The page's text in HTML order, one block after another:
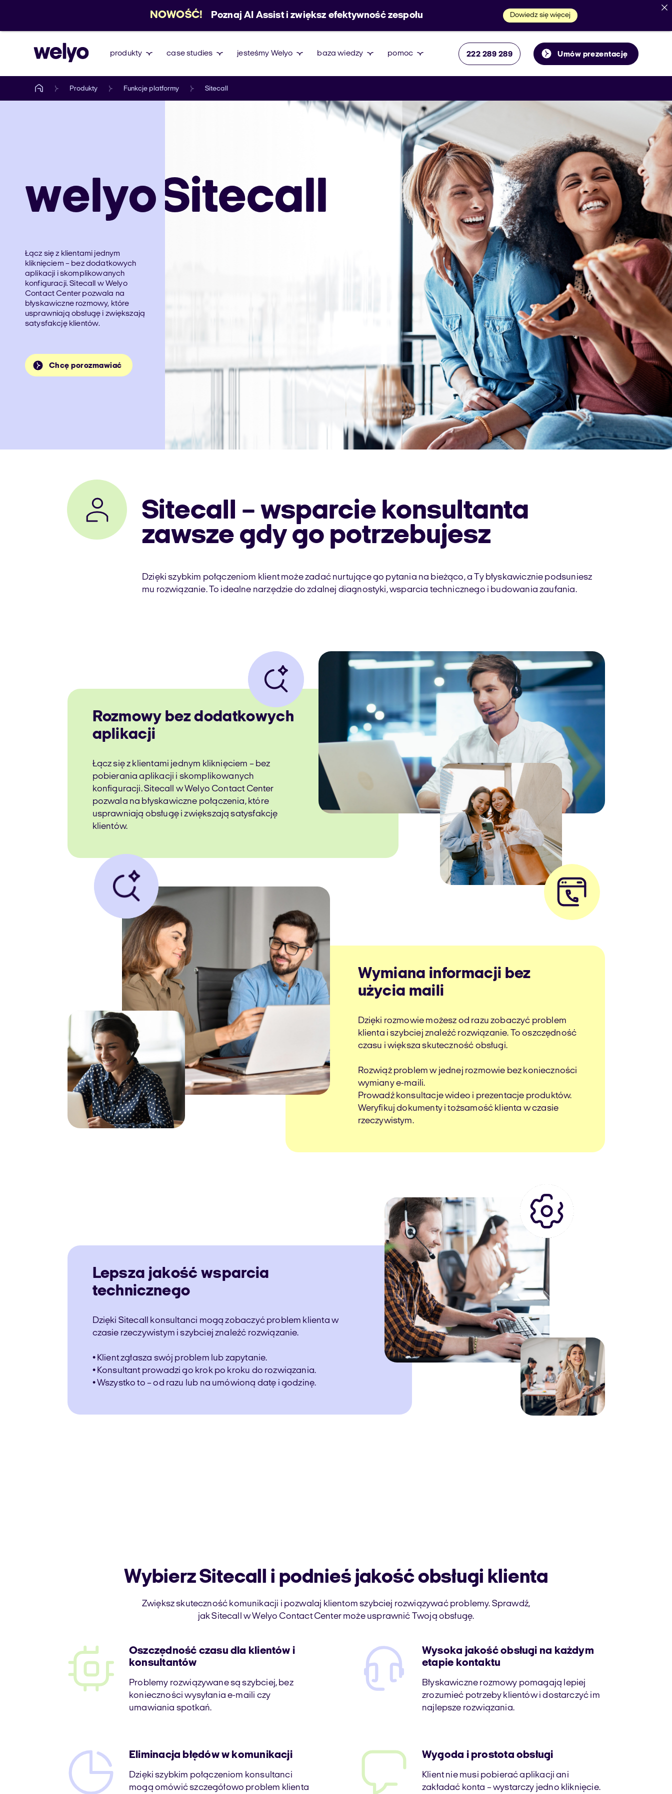
produkty case studies jesteśmy Welyo baza wiedzy pomoc 222 289 289 Umów prezentację
Produkty Funkcje platformy Sitecall
welyoSitecall
Łącz się z klientami jednym
kliknięciem – bez dodatkowych
aplikacji i skomplikowanych
konfiguracji. Sitecall w Welyo
Contact Center pozwala na
błyskawiczne rozmowy, które
usprawniają obsługę i zwiększają
satysfakcję klientów.
Chcę porozmawiać
Sitecall – wsparcie konsultanta
zawsze gdy go potrzebujesz
Dzięki szybkim połączeniom klient może zadać nurtujące go pytania na bieżąco, a Ty błyskawicznie podsuniesz
mu rozwiązanie. To idealne narzędzie do zdalnej diagnostyki, wsparcia technicznego i budowania zaufania.
Rozmowy bez dodatkowych
aplikacji
Łącz się z klientami jednym kliknięciem – bez
pobierania aplikacji i skomplikowanych
konfiguracji. Sitecall w Welyo Contact Center
pozwala na błyskawiczne połączenia, które
usprawniają obsługę i zwiększają satysfakcję
klientów.
Wymiana informacji bez
użycia maili
Dzięki rozmowie możesz od razu zobaczyć problem
klienta i szybciej znaleźć rozwiązanie. To oszczędność
czasu i większa skuteczność obsługi.
Rozwiąż problem w jednej rozmowie bez konieczności
wymiany e-maili.
Prowadź konsultacje wideo i prezentacje produktów.
Weryfikuj dokumenty i tożsamość klienta w czasie
rzeczywistym.
Lepsza jakość wsparcia
technicznego
Dzięki Sitecall konsultanci mogą zobaczyć problem klienta w
czasie rzeczywistym i szybciej znaleźć rozwiązanie.
• Klient zgłasza swój problem lub zapytanie.
• Konsultant prowadzi go krok po kroku do rozwiązania.
• Wszystko to – od razu lub na umówioną datę i godzinę.
Wybierz Sitecall i podnieś jakość obsługi klienta
Zwiększ skuteczność komunikacji i pozwalaj klientom szybciej rozwiązywać problemy. Sprawdź,
jak Sitecall w Welyo Contact Center może usprawnić Twoją obsługę.
Oszczędność czasu dla klientów i
konsultantów
Problemy rozwiązywane są szybciej, bez
konieczności wysyłania e-maili czy
umawiania spotkań.
Wysoka jakość obsługi na każdym
etapie kontaktu
Błyskawiczne rozmowy pomagają lepiej
zrozumieć potrzeby klientów i dostarczyć im
najlepsze rozwiązania.
Eliminacja błędów w komunikacji
Dzięki szybkim połączeniom konsultanci
mogą omówić szczegółowo problem klienta
Wygoda i prostota obsługi
Klient nie musi pobierać aplikacji ani
zakładać konta – wystarczy jedno kliknięcie.
NOWOŚĆ! Poznaj AI Assist i zwiększ efektywność zespołu Dowiedz się więcej